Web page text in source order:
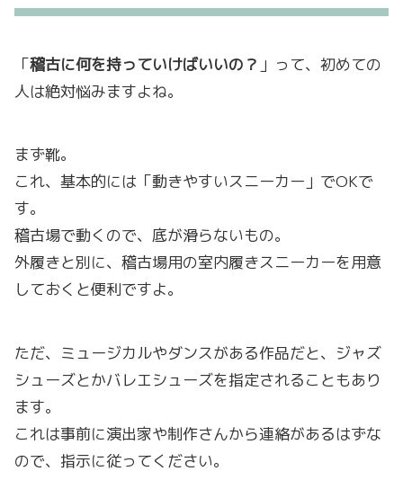
「稽古に何を持っていけばいいの？ 」って、初めての
人は絶対悩みますよね。
まず靴。
これ、基本的には「動きやすいスニーカー」でOKで
す。
稽古場で動くので、底が滑らないもの。
外履きと別に、稽古場用の室内履きスニーカーを用意
しておくと便利ですよ。
ただ、ミュージカルやダンスがある作品だと、ジャズ
シューズとかバレエシューズを指定されることもあり
ます。
これは事前に演出家や制作さんから連絡があるはずな
ので、指示に従ってください。